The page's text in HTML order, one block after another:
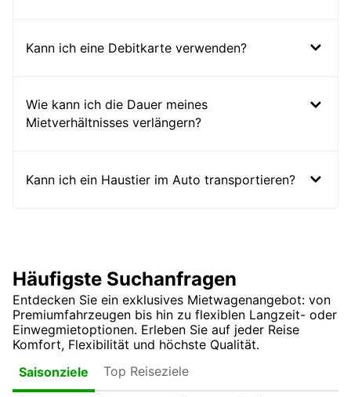
Kann ich eine Debitkarte verwenden?
Wie kann ich die Dauer meines
Mietverhältnisses verlängern?
Kann ich ein Haustier im Auto transportieren?
Häufigste Suchanfragen
Entdecken Sie ein exklusives Mietwagenangebot: von
Premiumfahrzeugen bis hin zu flexiblen Langzeit- oder
Einwegmietoptionen. Erleben Sie auf jeder Reise
Komfort, Flexibilität und höchste Qualität.
Saisonziele
Top Reiseziele